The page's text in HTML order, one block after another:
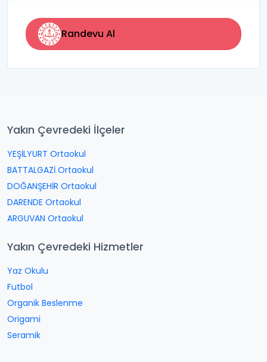
Randevu Al
Yakın Çevredeki İlçeler
YEŞİLYURT Ortaokul
BATTALGAZİ Ortaokul
DOĞANŞEHİR Ortaokul
DARENDE Ortaokul
ARGUVAN Ortaokul
Yakın Çevredeki Hizmetler
Yaz Okulu
Futbol
Organik Beslenme
Origami
Seramik